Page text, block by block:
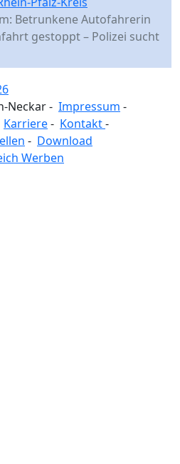
Betrunkene Autofahrerin
gestoppt – Polizei sucht
Neckar - Impressum -
Karriere- Kontakt-
- Download
Werben